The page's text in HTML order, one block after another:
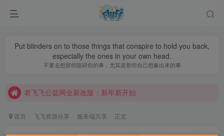
Put blinders on to those things that conspire to hold you back,
especially the ones in your own head.
不要去想那些阻碍你的事，尤其是那些自己想象出来的事
老飞飞公益网全新改版：新年新开始
老飞飞公益网全新改版：新年新开始
首页 飞飞资源分享 服务端共享 正文